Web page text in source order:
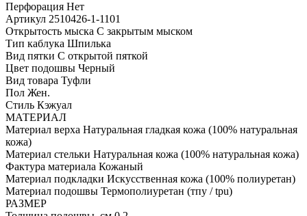
Перфорация Нет
Артикул 2510426-1-1101
Открытость мыска С закрытым мыском
Тип каблука Шпилька
Вид пятки С открытой пяткой
Цвет подошвы Черный
Вид товара Туфли
Пол Жен.
Стиль Кэжуал
МАТЕРИАЛ
Материал верха Натуральная гладкая кожа (100% натуральная
кожа)
Материал стельки Натуральная кожа (100% натуральная кожа)
Фактура материала Кожаный
Материал подкладки Искусственная кожа (100% полиуретан)
Материал подошвы Термополиуретан (тпу / tpu)
РАЗМЕР